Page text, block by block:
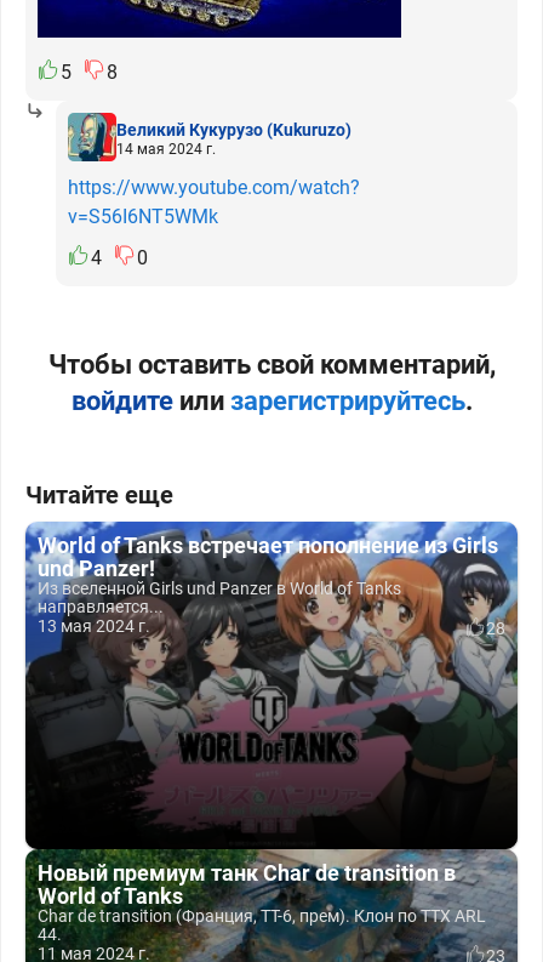
5 8
Великий Кукурузо(Kukuruzo)
14 мая 2024 г.
https://www.youtube.com/watch?
v=S56I6NT5WMk
4
0
Чтобы оставить свой комментарий,
войдитеили зарегистрируйтесь.
Читайте еще
World of Tanks встречает пополнение из Girls
und Panzer!
Из вселенной Girls und Panzer в World of Tanks
направляется...
13 мая 2024 г.
28
Новый премиум танк Char de transition в
World of Tanks
Char de transition (Франция, ТТ-6, прем). Клон по ТТХ ARL
44.
11 мая 2024 г.
23